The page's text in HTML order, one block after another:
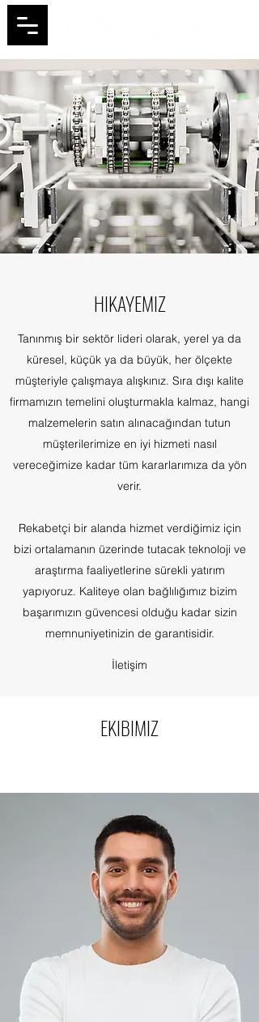
HIKAYEMIZ
Tanınmış bir sektör lideri olarak, yerel ya da
küresel, küçük ya da büyük, her ölçekte
müşteriyle çalışmaya alışkınız. Sıra dışı kalite
firmamızın temelini oluşturmakla kalmaz, hangi
malzemelerin satın alınacağından tutun
müşterilerimize en iyi hizmeti nasıl
vereceğimize kadar tüm kararlarımıza da yön
verir.
Rekabetçi bir alanda hizmet verdiğimiz için
bizi ortalamanın üzerinde tutacak teknoloji ve
araştırma faaliyetlerine sürekli yatırım
yapıyoruz. Kaliteye olan bağlılığımız bizim
başarımızın güvencesi olduğu kadar sizin
memnuniyetinizin de garantisidir.
İletişim
EKIBIMIZ